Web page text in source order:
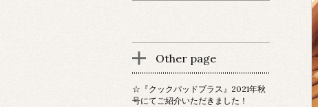
Other page
☆『クックパッドプラス』2021年秋
号にてご紹介いただきました！